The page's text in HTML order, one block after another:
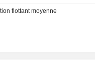
flottant moyenne